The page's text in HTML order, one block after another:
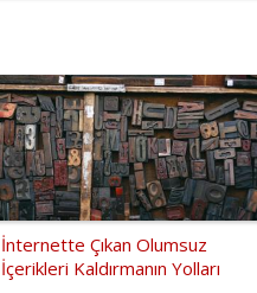
İnternette Çıkan Olumsuz
İçerikleri Kaldırmanın Yolları